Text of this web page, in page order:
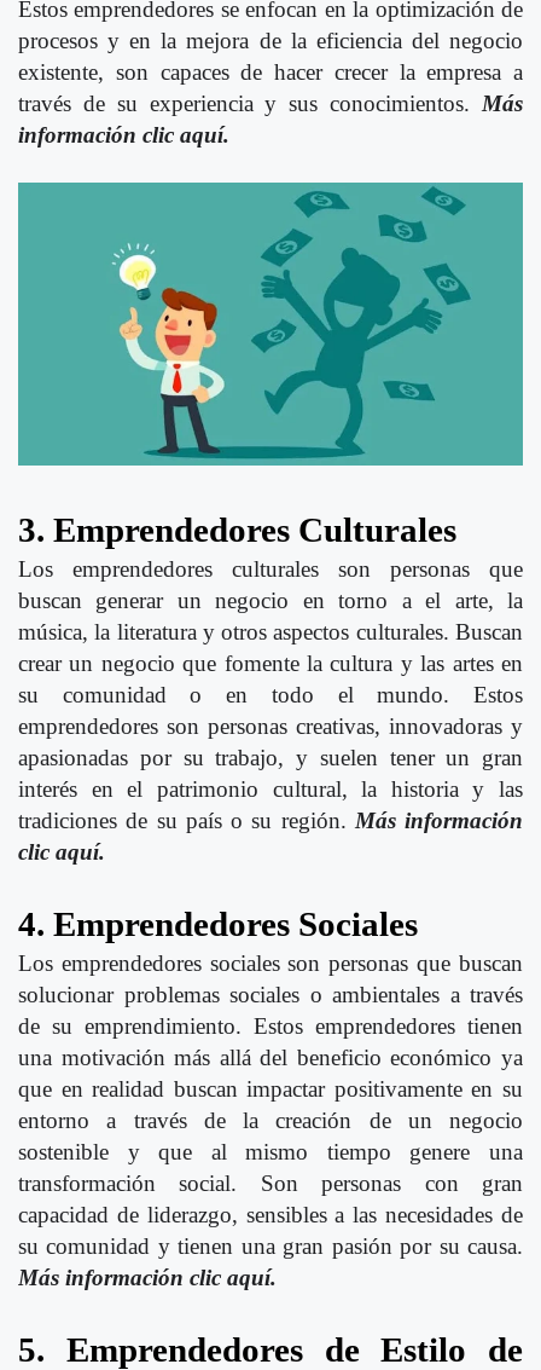
Estos emprendedores se enfocan en la optimización de
procesos y en la mejora de la eficiencia del negocio
existente, son capaces de hacer crecer la empresa a
través de su experiencia y sus conocimientos. Más
información clic aquí.
3. Emprendedores Culturales
Los emprendedores culturales son personas que
buscan generar un negocio en torno a el arte, la
música, la literatura y otros aspectos culturales. Buscan
crear un negocio que fomente la cultura y las artes en
su comunidad o en todo el mundo. Estos
emprendedores son personas creativas, innovadoras y
apasionadas por su trabajo, y suelen tener un gran
interés en el patrimonio cultural, la historia y las
tradiciones de su país o su región. Más información
clic aquí.
4. Emprendedores Sociales
Los emprendedores sociales son personas que buscan
solucionar problemas sociales o ambientales a través
de su emprendimiento. Estos emprendedores tienen
una motivación más allá del beneficio económico ya
que en realidad buscan impactar positivamente en su
entorno a través de la creación de un negocio
sostenible y que al mismo tiempo genere una
transformación social. Son personas con gran
capacidad de liderazgo, sensibles a las necesidades de
su comunidad y tienen una gran pasión por su causa.
Más información clic aquí.
5. Emprendedores de Estilo de